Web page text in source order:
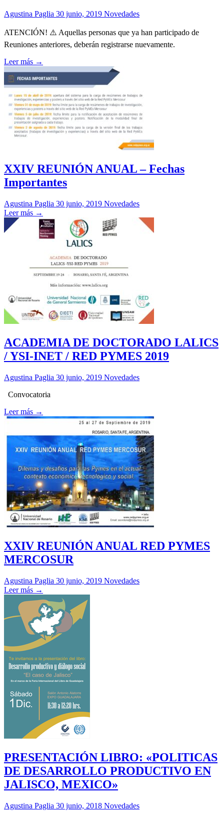
Agustina Paglia 30 junio, 2019 Novedades
ATENCIÓN! ⚠️ Aquellas personas que ya han participado de
Reuniones anteriores, deberán registrarse nuevamente.
Leer más →
XXIV REUNIÓN ANUAL – Fechas
Importantes
Agustina Paglia 30 junio, 2019 Novedades
Leer más →
ACADEMIA DE DOCTORADO LALICS
/ YSI-INET / RED PYMES 2019
Agustina Paglia 30 junio, 2019 Novedades
Convocatoria
Leer más →
XXIV REUNIÓN ANUAL RED PYMES
MERCOSUR
Agustina Paglia 30 junio, 2019 Novedades
Leer más →
PRESENTACIÓN LIBRO: «POLITICAS
DE DESARROLLO PRODUCTIVO EN
JALISCO, MEXICO»
Agustina Paglia 30 junio, 2018 Novedades